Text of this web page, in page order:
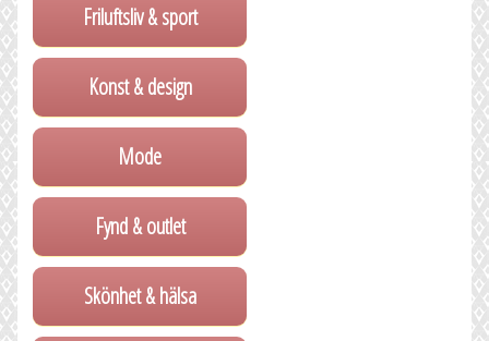
Friluftsliv & sport
Konst & design
Mode
Fynd & outlet
Skönhet & hälsa